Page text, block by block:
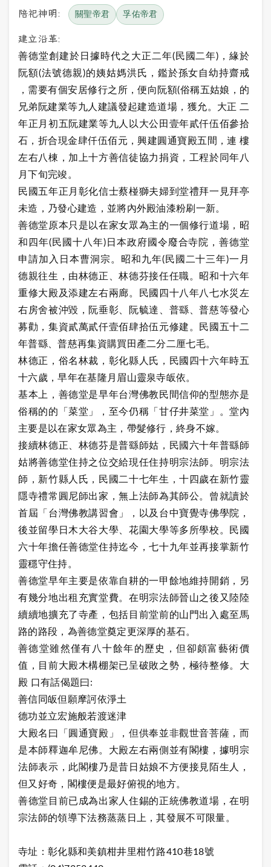
陪祀神明: 關聖帝君 孚佑帝君
建立沿革:
善德堂創建於日據時代之大正二年(民國二年)，緣於
阮額(法號德親)的姨姑媽洪氏，鑑於孫女自幼持齋戒
，需要有個安居修行之所，便向阮額(俗稱五姑娘，的
兄弟阮建業等九人建議發起建造道場，獲允。大正 二
年正月初五阮建業等九人以大公田壹年貳仟伍佰參拾
石，折合現金肆仟伍佰元，興建圓通寶殿五間，連 樓
左右八棟，加上十方善信徒協力捐資，工程於同年八
月下旬完竣。
民國五年正月彰化信士蔡椪獅夫婦到堂禮拜一見拜亭
未造，乃發心建造，並將內外殿油漆粉刷一新。
善德堂原本只是以在家女眾為主的一個修行道場，昭
和四年(民國十八年)日本政府國令廢合寺院，善德堂
申請加入日本曹洞宗。昭和九年(民國二十三年)一月
德親往生，由林德正、林德芬接任任職。昭和十六年
重修大殿及添建左右兩廊。民國四十八年八七水災左
右房舍被沖毀，阮垂彰、阮毓達、普繇、普慈等發心
募勸，集資貳萬貳仟壹佰肆拾伍元修建。民國五十二
年普繇、普慈再集資購買田產二分二厘七毛。
林德正，俗名林裁，彰化縣人氏，民國四十六年時五
十六歲，早年在基隆月眉山靈泉寺皈依。
基本上，善德堂是早年台灣佛教民間信仰的型態亦是
俗稱的的「菜堂」，至今仍稱「甘仔井菜堂」。堂內
主要是以在家女眾為主，帶髮修行，終身不嫁。
接續林德正、林德芬是普繇師姑，民國六十年普繇師
姑將善德堂住持之位交給現任住持明宗法師。明宗法
師，新竹縣人氏，民國二十七年生，十四歲在新竹靈
隱寺禮常圓尼師出家，無上法師為其師公。曾就讀於
首屆「台灣佛教講習會」，以及台中寶覺寺佛學院，
後並留學日木大谷大學、花園大學等多所學校。民國
六十年擔任善德堂住持迄今，七十九年並再接掌新竹
靈穩守住持。
善德堂早年主要是依靠自耕的一甲餘地維持開銷，另
有幾分地出租充實堂費。在明宗法師晉山之後又陸陸
續續地擴充了寺產，包括目前堂前的山門出入處至馬
路的路段，為善德堂奠定更深厚的基石。
善德堂雖然僅有八十餘年的歷史，但卻頗富藝術價
值，目前大殿木構棚架已呈破敗之勢，極待整修。大
殿 口有話偈題曰:
善信同皈但願摩訶依淨土
德功並立宏施般若渡迷津
大殿名曰「圓通寶殿」，但供奉並非觀世音菩薩，而
是本師釋迦牟尼佛。大殿左右兩側並有閣樓，據明宗
法師表示，此閣樓乃是昔日姑娘不方便接見陌生人，
但又好奇，閣樓便是最好俯視的地方。
善德堂目前已成為出家人住錫的正統佛教道場，在明
宗法師的領導下法務蒸蒸日上，其發展不可限量。
寺址：彰化縣和美鎮柑井里柑竹路410巷18號